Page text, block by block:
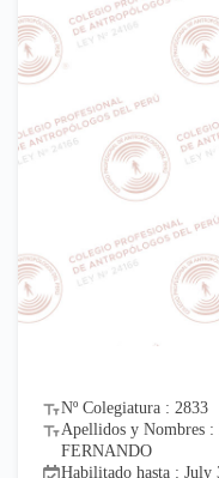
Nº Colegiatura : 2833
Apellidos y Nombres
FERNANDO
Habilitado hasta : July